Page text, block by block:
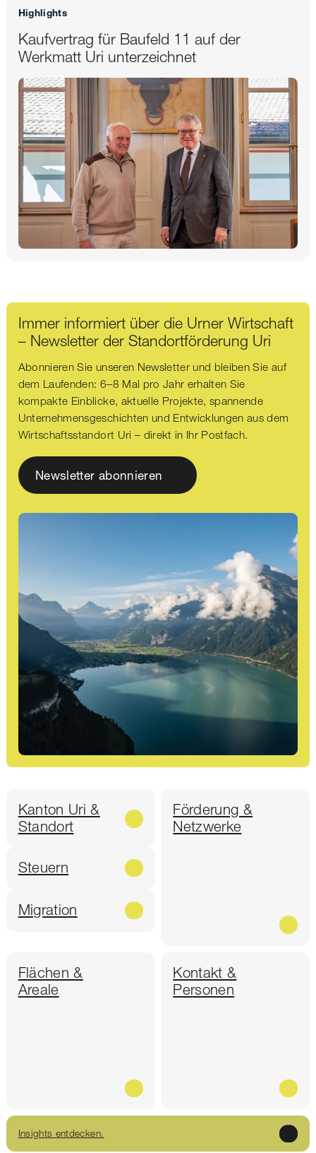
Highlights
Kaufvertrag für Baufeld 11 auf der
Werkmatt Uri unterzeichnet
Immer informiert über die Urner Wirtschaft
– Newsletter der Standortförderung Uri
Abonnieren Sie unseren Newsletter und bleiben Sie auf
dem Laufenden: 6–8 Mal pro Jahr erhalten Sie
kompakte Einblicke, aktuelle Projekte, spannende
Unternehmensgeschichten und Entwicklungen aus dem
Wirtschaftsstandort Uri – direkt in Ihr Postfach.
Newsletter abonnieren
Kanton Uri &
Standort
Steuern
Migration
Förderung &
Netzwerke
Flächen &
Areale
Kontakt &
Personen
Insights entdecken.